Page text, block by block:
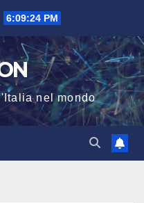
6:09:25 PM
nel mondo